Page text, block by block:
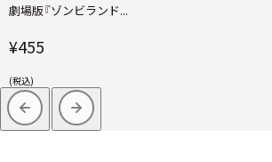
劇場版『ゾンビランド...
¥455
(税込)